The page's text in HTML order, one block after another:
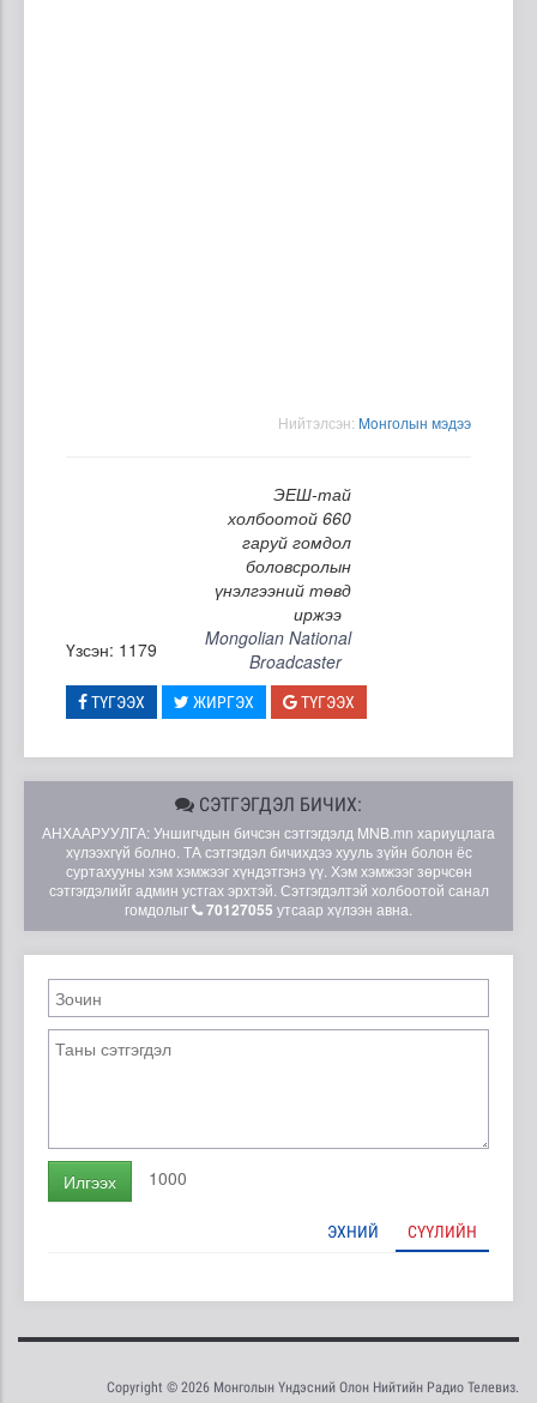
Нийтэлсэн: Moнголын мэдээ
ЭЕШ-тай
холбоотой 660
гаруй гомдол
боловсролын
үнэлгээний төвд
иржээ
Үзсэн: 1179
Mongolian National
Broadcaster
ТҮГЭЭХ ЖИРГЭХ ТҮГЭЭХ
СЭТГЭГДЭЛ БИЧИХ:
АНХААРУУЛГА: Уншигчдын бичсэн сэтгэгдэлд MNB.mn хариуцлага
хүлээхгүй болно. ТА сэтгэгдэл бичихдээ хууль зүйн болон ёс
суртахууны хэм хэмжээг хүндэтгэнэ үү. Хэм хэмжээг зөрчсөн
сэтгэгдэлийг админ устгах эрхтэй. Сэтгэгдэлтэй холбоотой санал
гомдолыг
70127055 утсаар хүлээн авна.
Илгээх 1000
ЭХНИЙ СҮҮЛИЙН
Copyright © 2026 Монголын Үндэсний Олон Нийтийн Радио Телевиз.